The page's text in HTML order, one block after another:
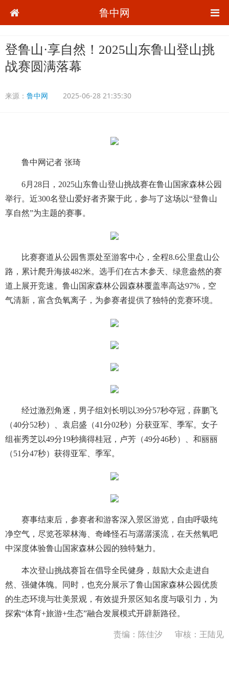
鲁中网
登鲁山·享自然！2025山东鲁山登山挑
战赛圆满落幕
来源： 鲁中网 2025-06-28 21:35:30
鲁中网记者 张琦
6月28日，2025山东鲁山登山挑战赛在鲁山国家森林公园
举行。近300名登山爱好者齐聚于此，参与了这场以“登鲁山
享自然”为主题的赛事。
比赛赛道从公园售票处至游客中心，全程8.6公里盘山公
路，累计爬升海拔482米。选手们在古木参天、绿意盎然的赛
道上展开竞速。鲁山国家森林公园森林覆盖率高达97%，空
气清新，富含负氧离子，为参赛者提供了独特的竞赛环境。
经过激烈角逐，男子组刘长明以39分57秒夺冠，薛鹏飞
（40分52秒）、袁启盛（41分02秒）分获亚军、季军。女子
组崔秀芝以49分19秒摘得桂冠，卢芳（49分46秒）、和丽丽
（51分47秒）获得亚军、季军。
赛事结束后，参赛者和游客深入景区游览，自由呼吸纯
净空气，尽览苍翠林海、奇峰怪石与潺潺溪流，在天然氧吧
中深度体验鲁山国家森林公园的独特魅力。
本次登山挑战赛旨在倡导全民健身，鼓励大众走进自
然、强健体魄。同时，也充分展示了鲁山国家森林公园优质
的生态环境与壮美景观，有效提升景区知名度与吸引力，为
探索“体育+旅游+生态”融合发展模式开辟新路径。
责编：陈佳汐 审核：王陆见